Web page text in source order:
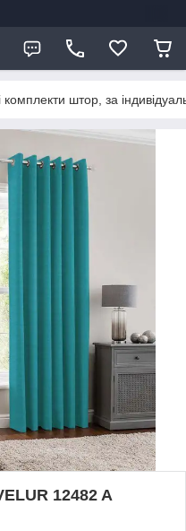
комплекти штор, за
12482 A